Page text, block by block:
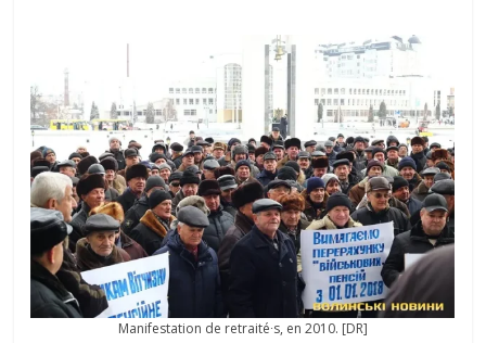
Manifestation de retraité∙s, en 2010. [DR]